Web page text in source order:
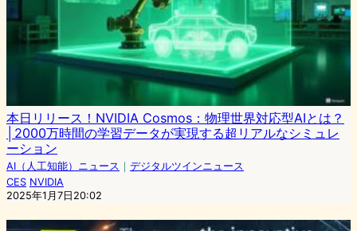
本日リリース！NVIDIA Cosmos：物理世界対応型AIとは？
│2000万時間の学習データが実現する超リアルなシミュレ
ーション
AI（人工知能）ニュース ｜ デジタルツインニュース
CES NVIDIA
2025年1月7日20:02